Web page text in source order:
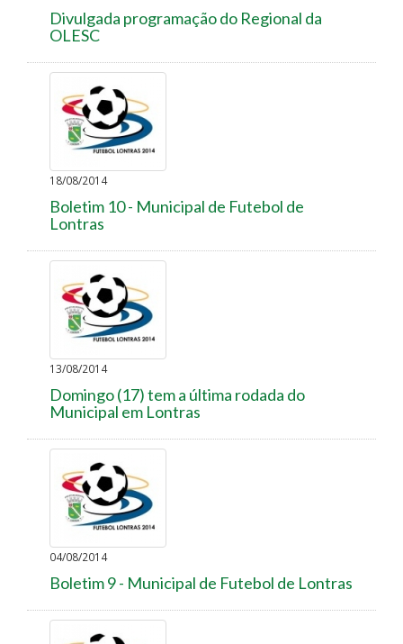
Divulgada programação do Regional da
OLESC
18/08/2014
Boletim 10 - Municipal de Futebol de
Lontras
13/08/2014
Domingo (17) tem a última rodada do
Municipal em Lontras
04/08/2014
Boletim 9 - Municipal de Futebol de Lontras